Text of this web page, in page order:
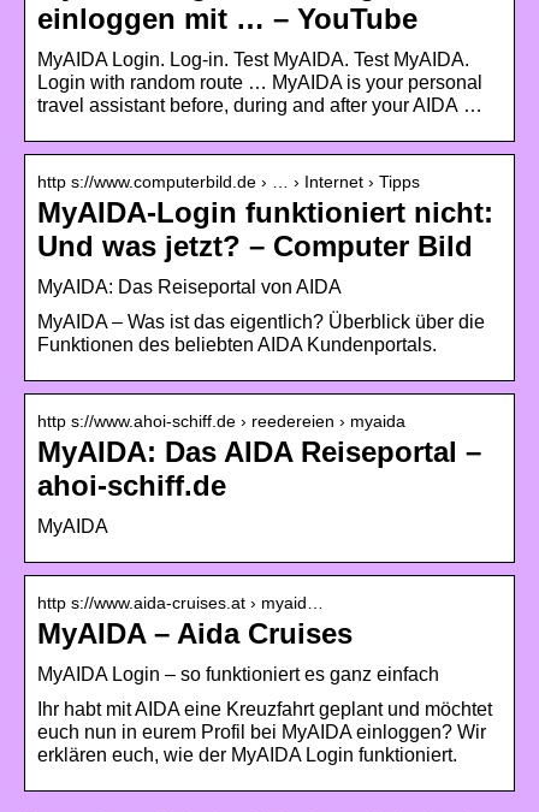
einloggen mit … – YouTube
MyAIDA Login. Log-in. Test MyAIDA. Test MyAIDA.
Login with random route … MyAIDA is your personal
travel assistant before, during and after your AIDA …
http s://www.computerbild.de › … › Internet › Tipps
MyAIDA-Login funktioniert nicht:
Und was jetzt? – Computer Bild
MyAIDA: Das Reiseportal von AIDA
MyAIDA – Was ist das eigentlich? Überblick über die
Funktionen des beliebten AIDA Kundenportals.
http s://www.ahoi-schiff.de › reedereien › myaida
MyAIDA: Das AIDA Reiseportal –
ahoi-schiff.de
MyAIDA
http s://www.aida-cruises.at › myaid…
MyAIDA – Aida Cruises
MyAIDA Login – so funktioniert es ganz einfach
Ihr habt mit AIDA eine Kreuzfahrt geplant und möchtet
euch nun in eurem Profil bei MyAIDA einloggen? Wir
erklären euch, wie der MyAIDA Login funktioniert.